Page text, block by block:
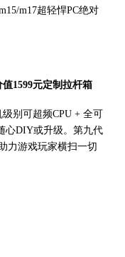
m17超轻悍PC绝对
1599元定制拉杆箱
别可超频CPU + 全可
心DIY或升级。第九代
力游戏玩家横扫一切